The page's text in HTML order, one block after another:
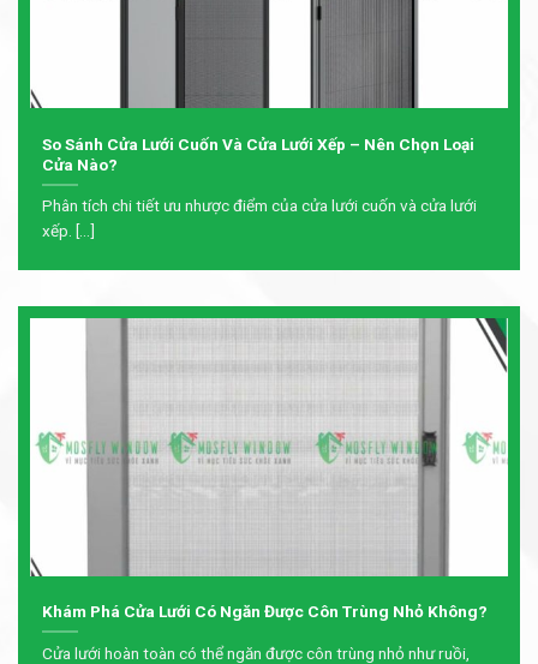
So Sánh Cửa Lưới Cuốn Và Cửa Lưới Xếp – Nên Chọn Loại
Cửa Nào?
Phân tích chi tiết ưu nhược điểm của cửa lưới cuốn và cửa lưới
xếp. [...]
Khám Phá Cửa Lưới Có Ngăn Được Côn Trùng Nhỏ Không?
Cửa lưới hoàn toàn có thể ngăn được côn trùng nhỏ như ruồi,